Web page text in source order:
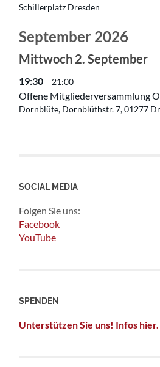
Schillerplatz Dresden
September 2026
Mittwoch 2. September
19:30 – 21:00
Offene Mitgliederversammlung
Dornblüte, Dornblüthstr. 7, 01277
SOCIAL MEDIA
Folgen Sie uns:
Facebook
YouTube
SPENDEN
Unterstützen Sie uns! Infos hier.